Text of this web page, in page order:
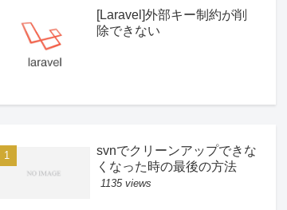
[Laravel]外部キー制約が削
除できない
svnでクリーンアップできな
くなった時の最後の方法
1135 views